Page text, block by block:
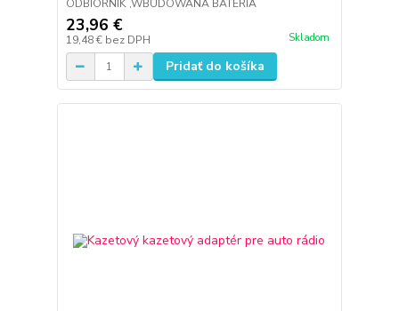
ODBIORNIK ,WBUDOWANA BATERIA
23,96 €
19,48 € bez DPH Skladom
Pridať do košíka